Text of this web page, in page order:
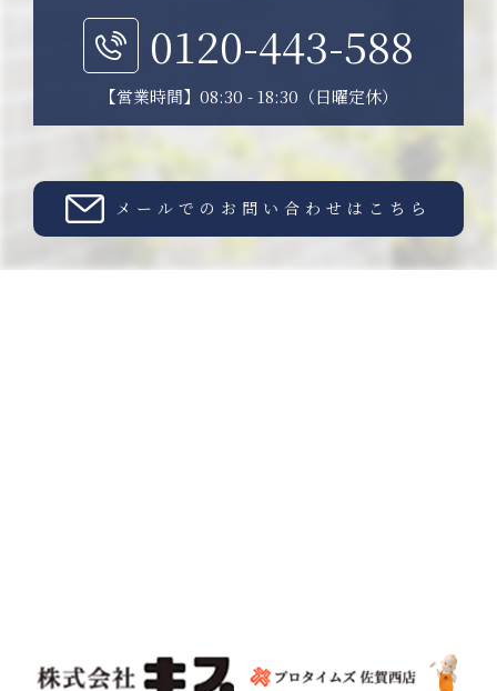
0120-443-588
【営業時間】08:30 - 18:30（日曜定休）
メールでのお問い合わせはこちら